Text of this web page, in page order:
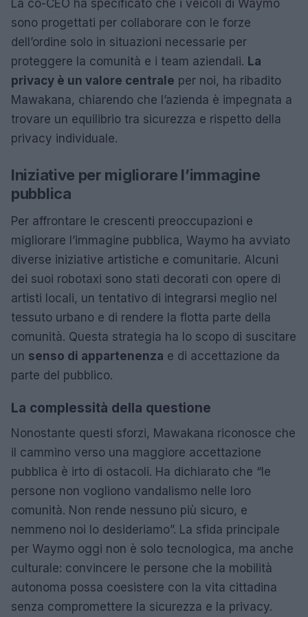
La co-CEO ha specificato che i veicoli di Waymo
sono progettati per collaborare con le forze
dell’ordine solo in situazioni necessarie per
proteggere la comunità e i team aziendali. La
privacy è un valore centrale per noi, ha ribadito
Mawakana, chiarendo che l’azienda è impegnata a
trovare un equilibrio tra sicurezza e rispetto della
privacy individuale.
Iniziative per migliorare l’immagine
pubblica
Per affrontare le crescenti preoccupazioni e
migliorare l’immagine pubblica, Waymo ha avviato
diverse iniziative artistiche e comunitarie. Alcuni
dei suoi robotaxi sono stati decorati con opere di
artisti locali, un tentativo di integrarsi meglio nel
tessuto urbano e di rendere la flotta parte della
comunità. Questa strategia ha lo scopo di suscitare
un senso di appartenenza e di accettazione da
parte del pubblico.
La complessità della questione
Nonostante questi sforzi, Mawakana riconosce che
il cammino verso una maggiore accettazione
pubblica è irto di ostacoli. Ha dichiarato che “le
persone non vogliono vandalismo nelle loro
comunità. Non rende nessuno più sicuro, e
nemmeno noi lo desideriamo”. La sfida principale
per Waymo oggi non è solo tecnologica, ma anche
culturale: convincere le persone che la mobilità
autonoma possa coesistere con la vita cittadina
senza compromettere la sicurezza e la privacy.